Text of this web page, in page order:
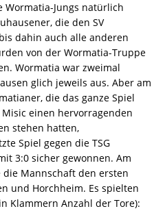
Jungs natürlich
die den SV
dahin auch alle anderen
von der Wormatia-Truppe
Wormatia war zweimal
glich jeweils aus. Aber am
die das ganze Spiel
einen hervorragenden
stehen hatten,
Spiel gegen die TSG
3:0 sicher gewonnen. Am
die Mannschaft den ersten
und Horchheim. Es spielten
Klammern Anzahl der Tore):